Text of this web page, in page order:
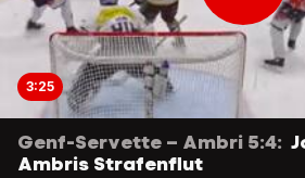
3:25
Genf-Servette – Ambri 5:4:
Ambris Strafenflut